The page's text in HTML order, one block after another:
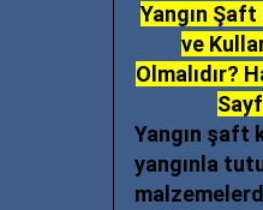
Yangın Şaft
ve
Olmalıdır?
Yangın şaft
yangınla